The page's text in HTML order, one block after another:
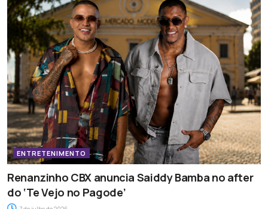
ENTRETENIMENTO
Renanzinho CBX anuncia Saiddy Bamba no after
do ‘Te Vejo no Pagode’